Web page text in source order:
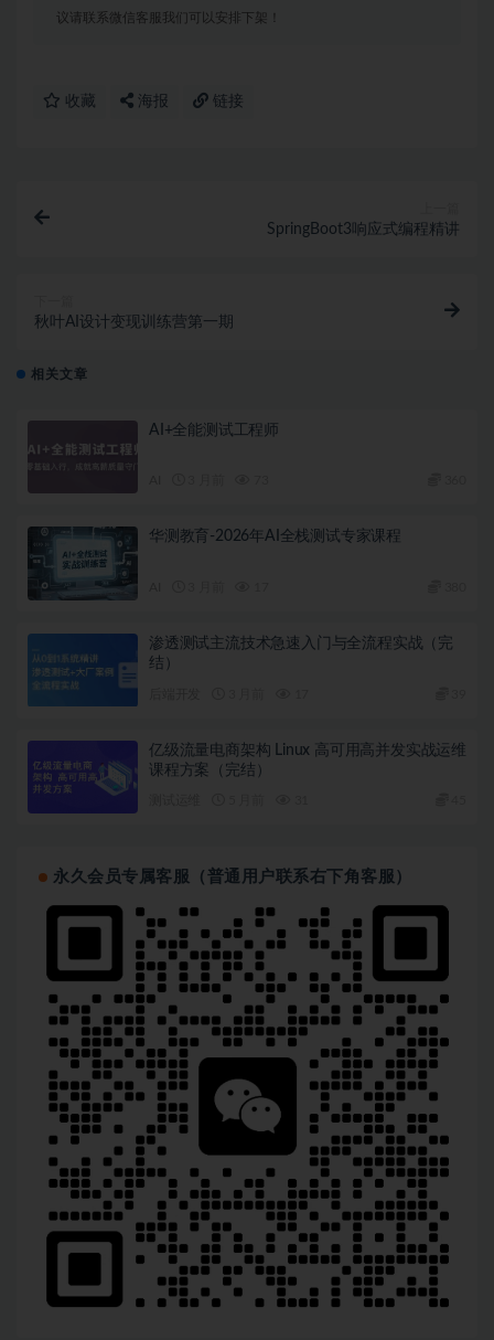
议请联系微信客服我们可以安排下架！
收藏 海报 链接
SpringBoot3响应式编程精讲
秋叶AI设计变现训练营第一期
相关文章
AI+全能测试工程师
华测教育-2026年AI全栈测试专家课程
渗透测试主流技术急速入门与全流程实战（完
结）
亿级流量电商架构 Linux 高可用高并发实战运维
课程方案（完结）
永久会员专属客服（普通用户联系右下角客服）